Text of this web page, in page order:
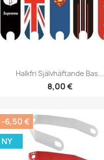
Halkfri Självhäftande Bas...
8,00 €
-6,50 €
NY